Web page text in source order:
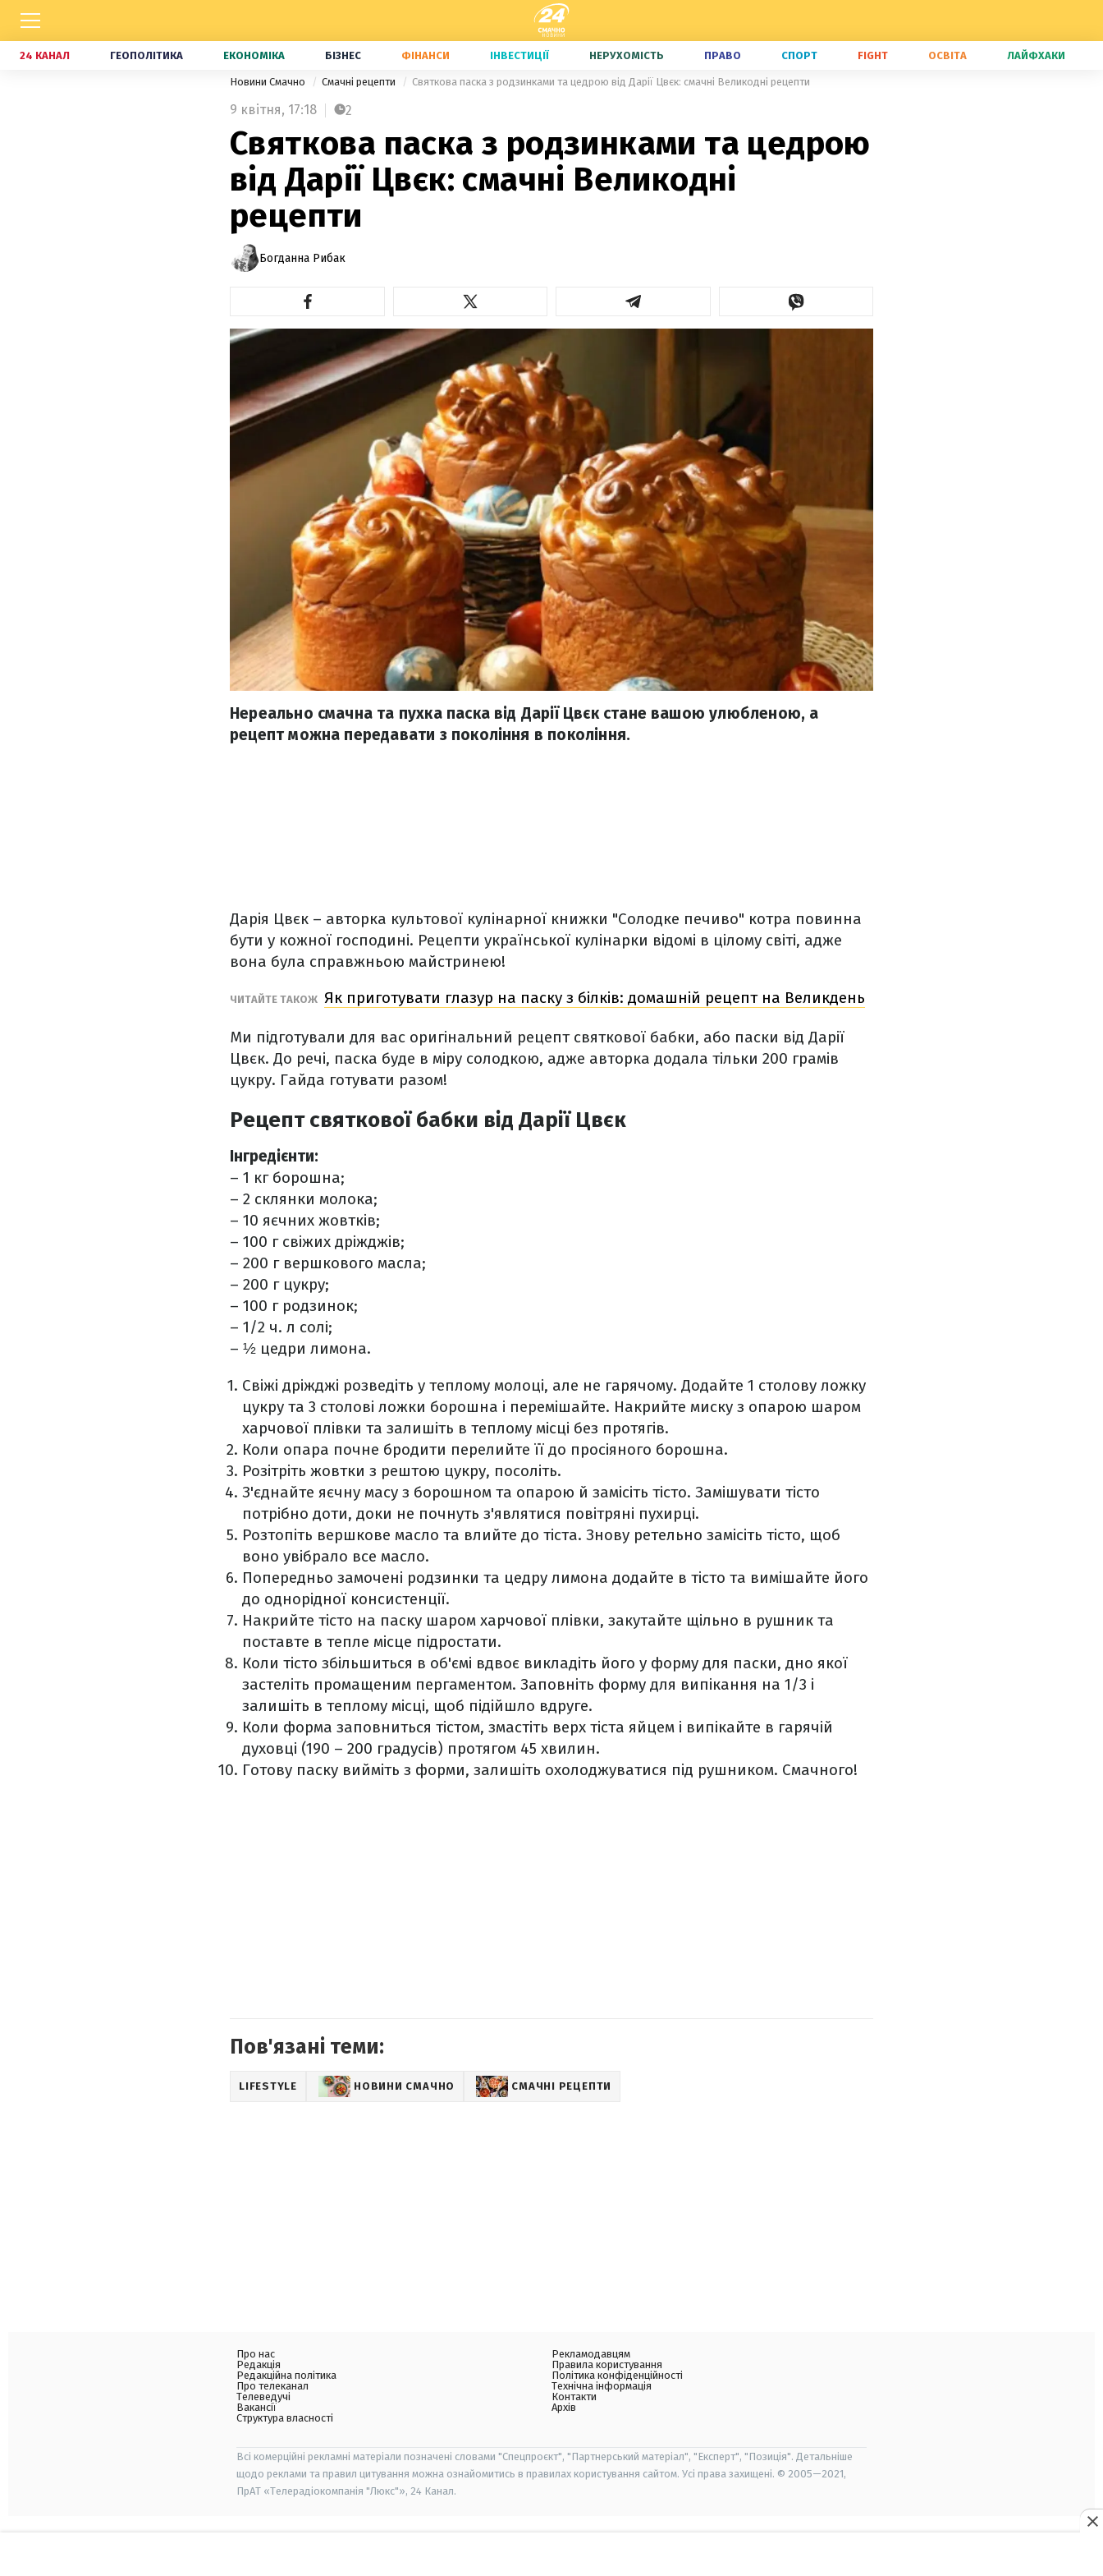
24 КАНАЛ ГЕОПОЛІТИКА ЕКОНОМІКА БІЗНЕС ФІНАНСИ ІНВЕСТИЦІЇ НЕРУХОМІСТЬ ПРАВО СПОРТ FIGHT ОСВІТА ЛАЙФХАКИ
Новини Смачно Смачні рецепти Святкова паска з родзинками та цедрою від Дарії Цвєк: смачні Великодні рецепти
9 квітня, 17:18 2
Святкова паска з родзинками та цедрою
від Дарії Цвєк: смачні Великодні
рецепти
Богданна Рибак
Нереально смачна та пухка паска від Дарії Цвєк стане вашою улюбленою, а
рецепт можна передавати з покоління в покоління.
Дарія Цвєк – авторка культової кулінарної книжки "Солодке печиво" котра повинна
бути у кожної господині. Рецепти української кулінарки відомі в цілому світі, адже
вона була справжньою майстринею!
ЧИТАЙТЕ ТАКОЖ Як приготувати глазур на паску з білків: домашній рецепт на Великдень
Ми підготували для вас оригінальний рецепт святкової бабки, або паски від Дарії
Цвєк. До речі, паска буде в міру солодкою, адже авторка додала тільки 200 грамів
цукру. Гайда готувати разом!
Рецепт святкової бабки від Дарії Цвєк
Інгредієнти:
– 1 кг борошна;
– 2 склянки молока;
– 10 яєчних жовтків;
– 100 г свіжих дріжджів;
– 200 г вершкового масла;
– 200 г цукру;
– 100 г родзинок;
– 1/2 ч. л солі;
– ½ цедри лимона.
Свіжі дріжджі розведіть у теплому молоці, але не гарячому. Додайте 1 столову ложку
цукру та 3 столові ложки борошна і перемішайте. Накрийте миску з опарою шаром
харчової плівки та залишіть в теплому місці без протягів.
Коли опара почне бродити перелийте її до просіяного борошна.
Розітріть жовтки з рештою цукру, посоліть.
З'єднайте яєчну масу з борошном та опарою й замісіть тісто. Замішувати тісто
потрібно доти, доки не почнуть з'являтися повітряні пухирці.
Розтопіть вершкове масло та влийте до тіста. Знову ретельно замісіть тісто, щоб
воно увібрало все масло.
Попередньо замочені родзинки та цедру лимона додайте в тісто та вимішайте його
до однорідної консистенції.
Накрийте тісто на паску шаром харчової плівки, закутайте щільно в рушник та
поставте в тепле місце підростати.
Коли тісто збільшиться в об'ємі вдвоє викладіть його у форму для паски, дно якої
застеліть промащеним пергаментом. Заповніть форму для випікання на 1/3 і
залишіть в теплому місці, щоб підійшло вдруге.
Коли форма заповниться тістом, змастіть верх тіста яйцем і випікайте в гарячій
духовці (190 – 200 градусів) протягом 45 хвилин.
Готову паску вийміть з форми, залишіть охолоджуватися під рушником. Смачного!
Пов'язані теми:
LIFESTYLE НОВИНИ СМАЧНО СМАЧНІ РЕЦЕПТИ
Про нас
Редакція
Редакційна політика
Про телеканал
Телеведучі
Вакансії
Структура власності
Рекламодавцям
Правила користування
Політика конфіденційності
Технічна інформація
Контакти
Архів
Всі комерційні рекламні матеріали позначені словами "Спецпроєкт", "Партнерський матеріал", "Експерт", "Позиція". Детальніше
щодо реклами та правил цитування можна ознайомитись в правилах користування сайтом. Усі права захищені. © 2005—2021,
ПрАТ «Телерадіокомпанія "Люкс"», 24 Канал.